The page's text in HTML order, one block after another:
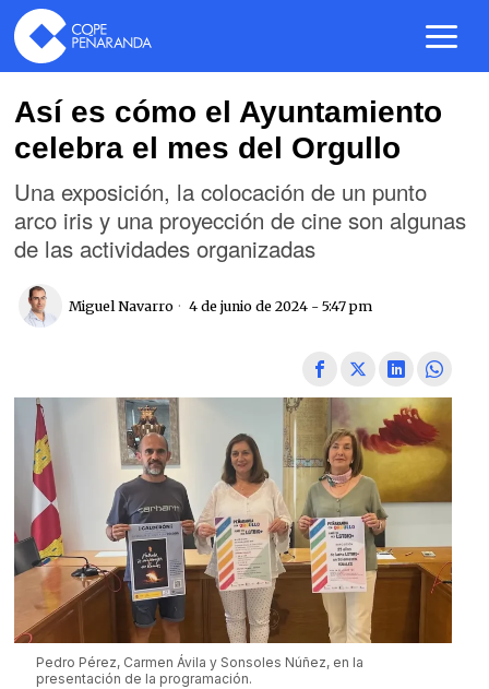
Así es cómo el Ayuntamiento
celebra el mes del Orgullo
Una exposición, la colocación de un punto
arco iris y una proyección de cine son algunas
de las actividades organizadas
Miguel Navarro 4 de junio de 2024 - 5:47 pm
Pedro Pérez, Carmen Ávila y Sonsoles Núñez, en la
presentación de la programación.